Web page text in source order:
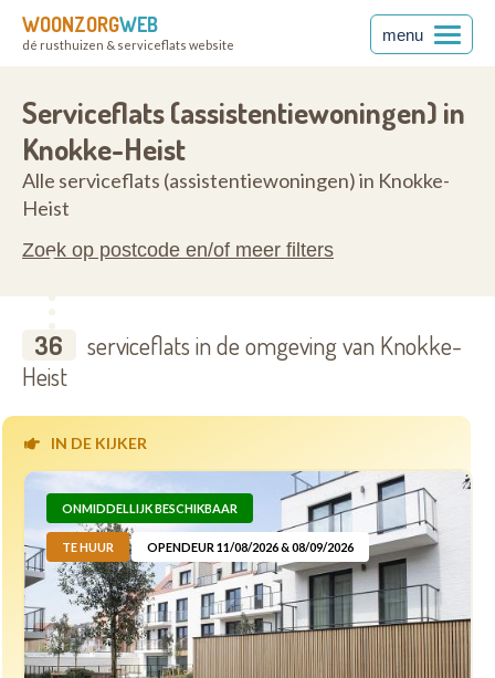
WOONZORGWEB
dé rusthuizen & serviceflats website
menu
Serviceflats (assistentiewoningen) in
Knokke-Heist
Alle serviceflats (assistentiewoningen) in Knokke-
Heist
Zoek op postcode en/of meer filters
36
serviceflats in de omgeving van Knokke-
Heist
IN DE KIJKER
ONMIDDELLIJK BESCHIKBAAR
TE HUUR OPENDEUR 11/08/2026 & 08/09/2026